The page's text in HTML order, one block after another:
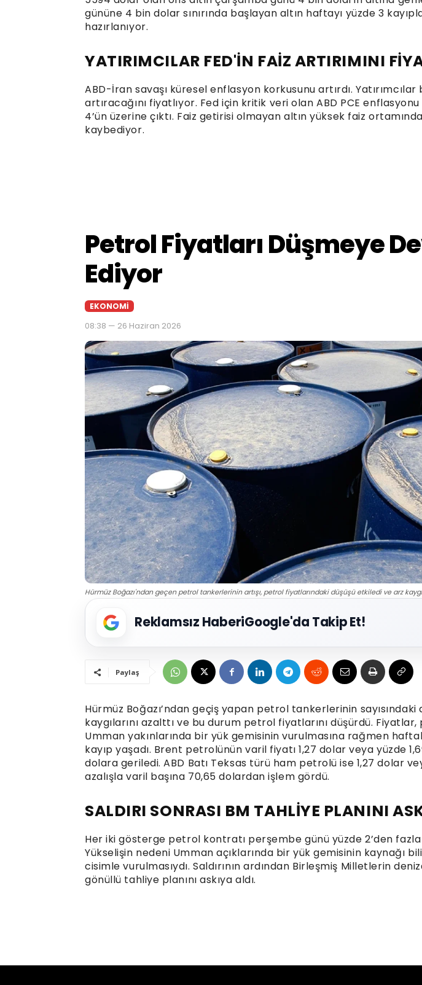
gününe 4 bin dolar sınırında başlayan altın haftayı yüzde 3
hazırlanıyor.
YATIRIMCILAR FED'İN FAİZ ARTIRIMINI
ABD-İran savaşı küresel enflasyon korkusunu artırdı. Yatırımcılar
artıracağını fiyatlıyor. Fed için kritik veri olan ABD PCE
4’ün üzerine çıktı. Faiz getirisi olmayan altın yüksek faiz
kaybediyor.